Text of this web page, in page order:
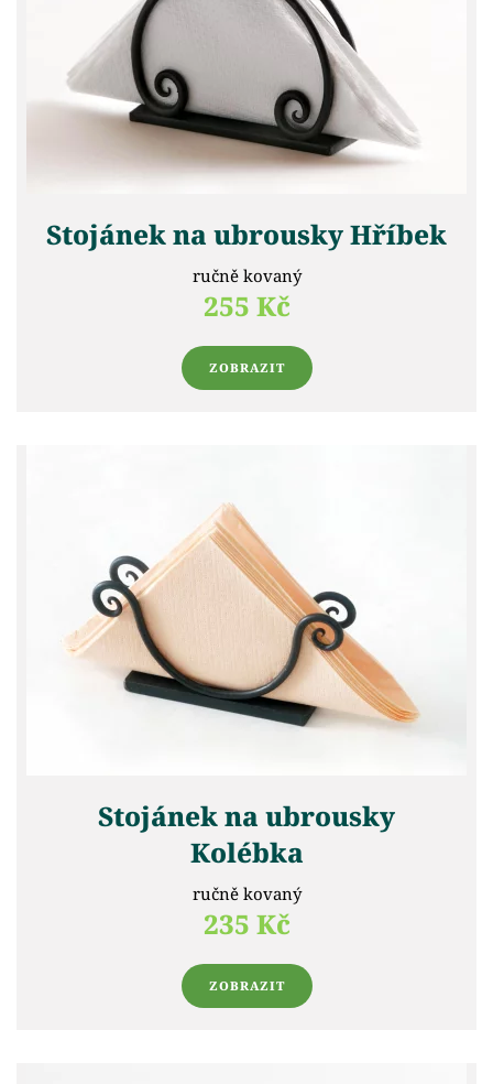
Stojánek na ubrousky Hříbek
ručně kovaný
255 Kč
ZOBRAZIT
Stojánek na ubrousky
Kolébka
ručně kovaný
235 Kč
ZOBRAZIT